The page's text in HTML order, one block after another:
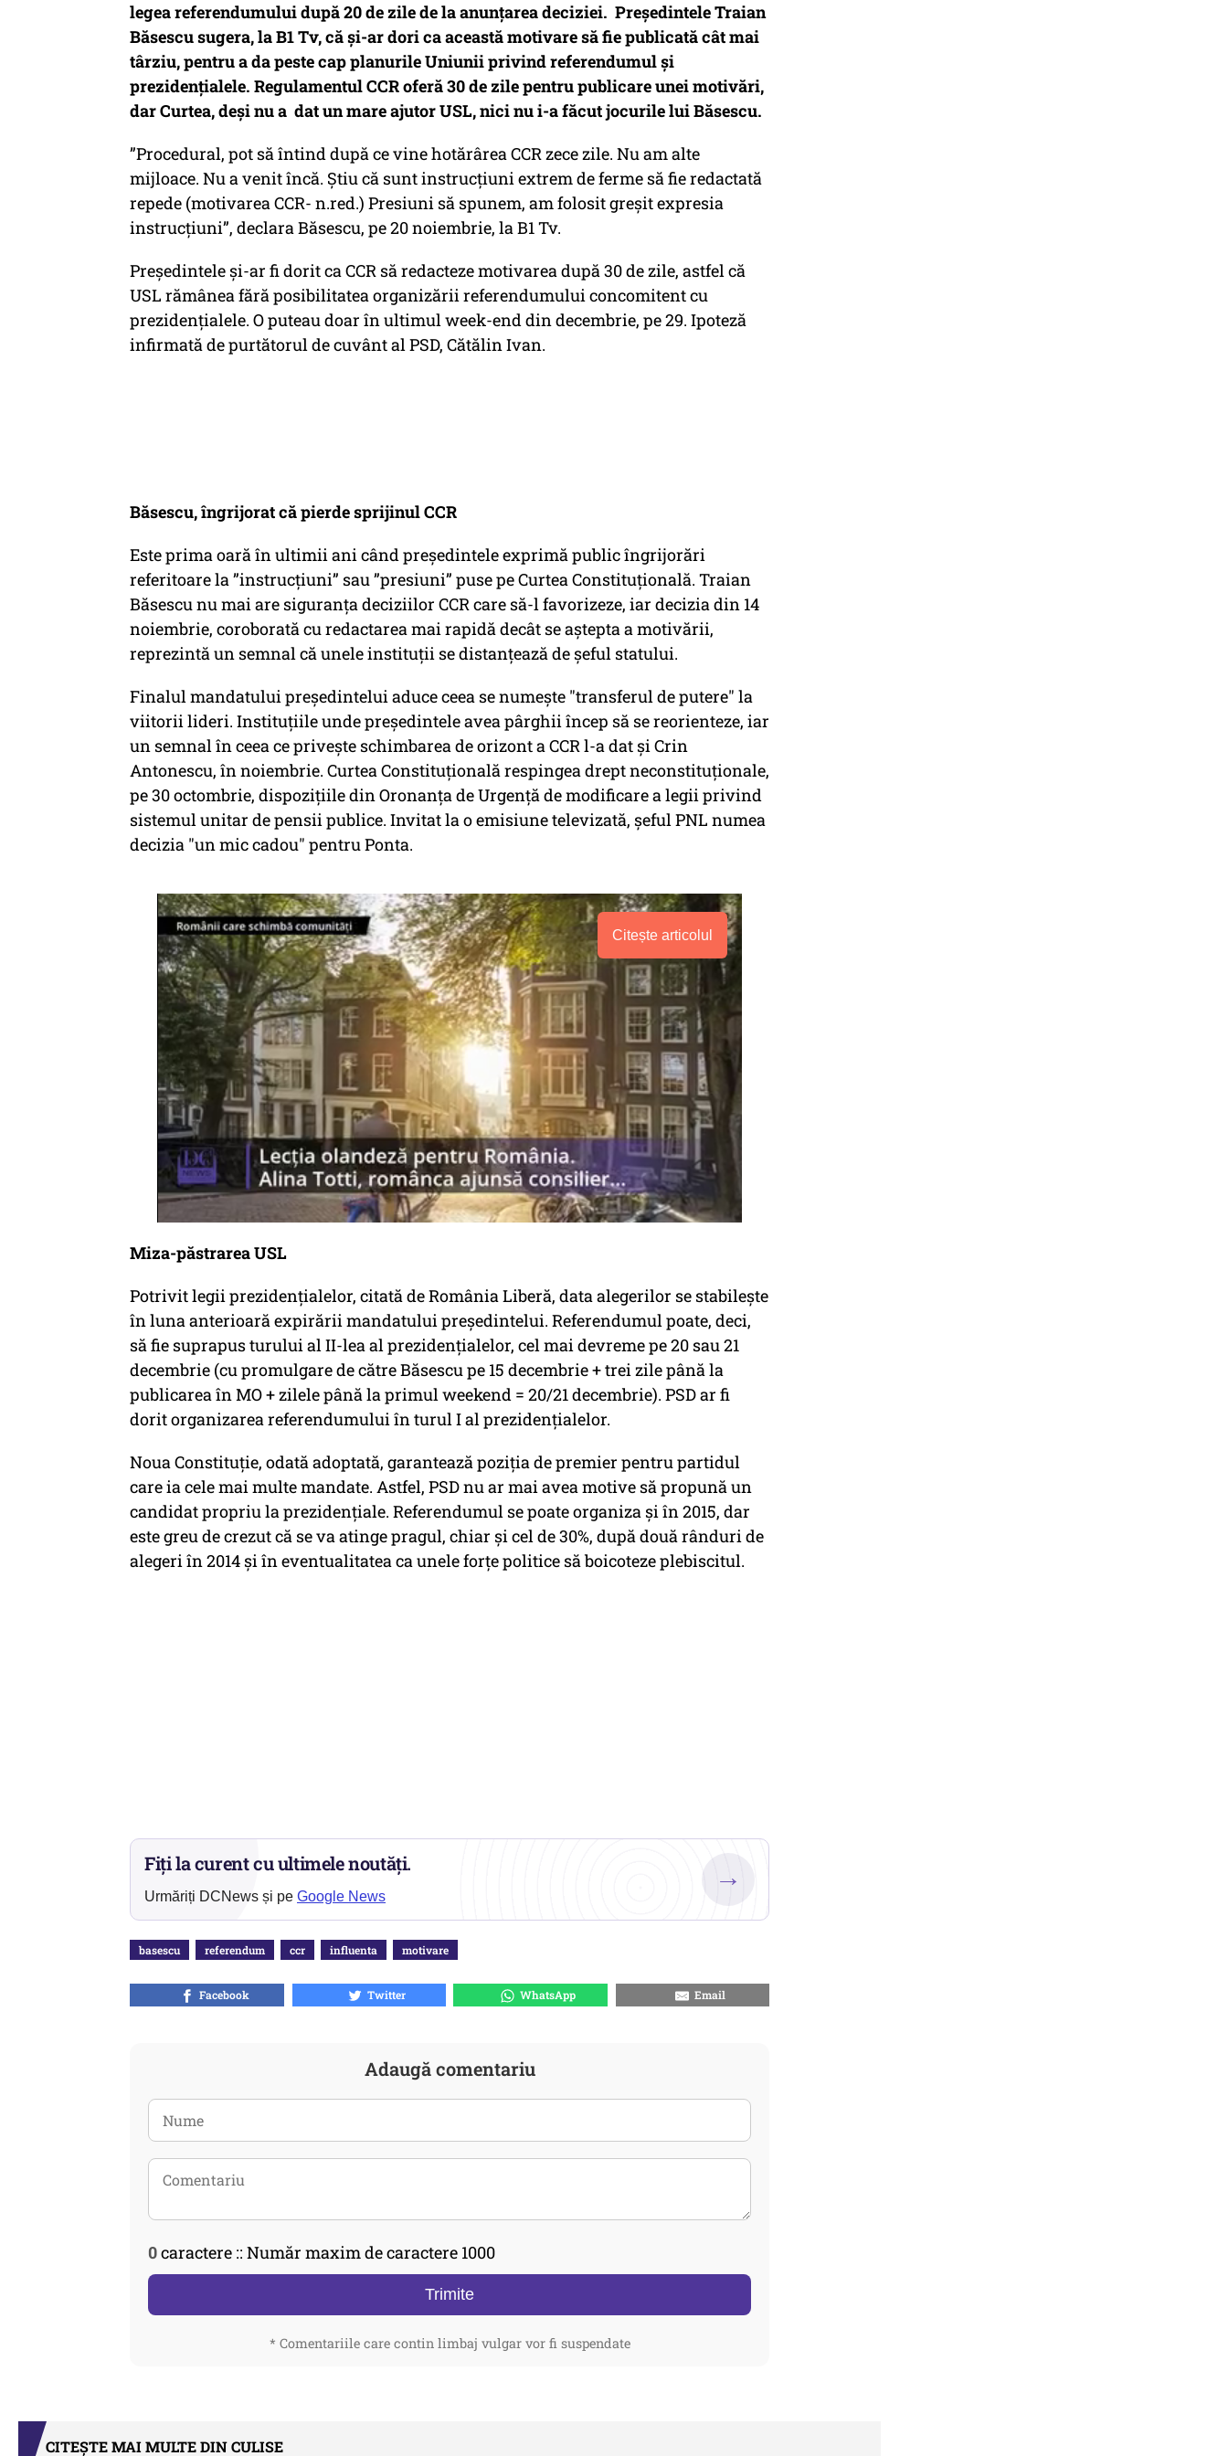
legea referendumului după 20 de zile de la anunțarea deciziei. Președintele Traian
Băsescu sugera, la B1 Tv, că și-ar dori ca această motivare să fie publicată cât mai
târziu, pentru a da peste cap planurile Uniunii privind referendumul și
prezidențialele. Regulamentul CCR oferă 30 de zile pentru publicare unei motivări,
dar Curtea, deși nu a dat un mare ajutor USL, nici nu i-a făcut jocurile lui Băsescu.
”Procedural, pot să întind după ce vine hotărârea CCR zece zile. Nu am alte
mijloace. Nu a venit încă. Ştiu că sunt instrucţiuni extrem de ferme să fie redactată
repede (motivarea CCR- n.red.) Presiuni să spunem, am folosit greşit expresia
instrucţiuni”, declara Băsescu, pe 20 noiembrie, la B1 Tv.
Președintele și-ar fi dorit ca CCR să redacteze motivarea după 30 de zile, astfel că
USL rămânea fără posibilitatea organizării referendumului concomitent cu
prezidențialele. O puteau doar în ultimul week-end din decembrie, pe 29. Ipoteză
infirmată de purtătorul de cuvânt al PSD, Cătălin Ivan.
Băsescu, îngrijorat că pierde sprijinul CCR
Este prima oară în ultimii ani când președintele exprimă public îngrijorări
referitoare la ”instrucțiuni” sau ”presiuni” puse pe Curtea Constituțională. Traian
Băsescu nu mai are siguranța deciziilor CCR care să-l favorizeze, iar decizia din 14
noiembrie, coroborată cu redactarea mai rapidă decât se aștepta a motivării,
reprezintă un semnal că unele instituții se distanțează de șeful statului.
Finalul mandatului președintelui aduce ceea se numește "transferul de putere" la
viitorii lideri. Instituțiile unde președintele avea pârghii încep să se reorienteze, iar
un semnal în ceea ce privește schimbarea de orizont a CCR l-a dat și Crin
Antonescu, în noiembrie. Curtea Constituțională respingea drept neconstituționale,
pe 30 octombrie, dispozițiile din Oronanța de Urgență de modificare a legii privind
sistemul unitar de pensii publice. Invitat la o emisiune televizată, șeful PNL numea
decizia "un mic cadou" pentru Ponta.
Citește articolul
Miza-păstrarea USL
Potrivit legii prezidențialelor, citată de România Liberă, data alegerilor se stabilește
în luna anterioară expirării mandatului președintelui. Referendumul poate, deci,
să fie suprapus turului al II-lea al prezidențialelor, cel mai devreme pe 20 sau 21
decembrie (cu promulgare de către Băsescu pe 15 decembrie + trei zile până la
publicarea în MO + zilele până la primul weekend = 20/21 decembrie). PSD ar fi
dorit organizarea referendumului în turul I al prezidențialelor.
Noua Constituție, odată adoptată, garantează poziția de premier pentru partidul
care ia cele mai multe mandate. Astfel, PSD nu ar mai avea motive să propună un
candidat propriu la prezidențiale. Referendumul se poate organiza și în 2015, dar
este greu de crezut că se va atinge pragul, chiar și cel de 30%, după două rânduri de
alegeri în 2014 și în eventualitatea ca unele forțe politice să boicoteze plebiscitul.
Fiți la curent cu ultimele noutăți.
Urmăriți DCNews și pe Google News
→
basescu referendum ccr influenta motivare
Facebook Twitter WhatsApp Email
Adaugă comentariu
0caractere :: Număr maxim de caractere 1000
Trimite
* Comentariile care contin limbaj vulgar vor fi suspendate
CITEȘTE MAI MULTE DIN CULISE